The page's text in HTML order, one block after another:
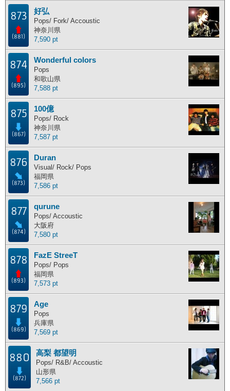
873
(881)
好弘
Pops/ Fork/ Accoustic
神奈川県
7,590 pt
874
(895)
Wonderful colors
Pops
和歌山県
7,588 pt
875
(867)
100億
Pops/ Rock
神奈川県
7,587 pt
876
(873)
Duran
Visual/ Rock/ Pops
福岡県
7,586 pt
877
(874)
qurune
Pops/ Accoustic
大阪府
7,580 pt
878
(893)
FazE StreeT
Pops/ Pops
福岡県
7,573 pt
879
(869)
Age
Pops
兵庫県
7,569 pt
880
(872)
高梨 都望明
Pops/ R&B/ Accoustic
山形県
7,566 pt